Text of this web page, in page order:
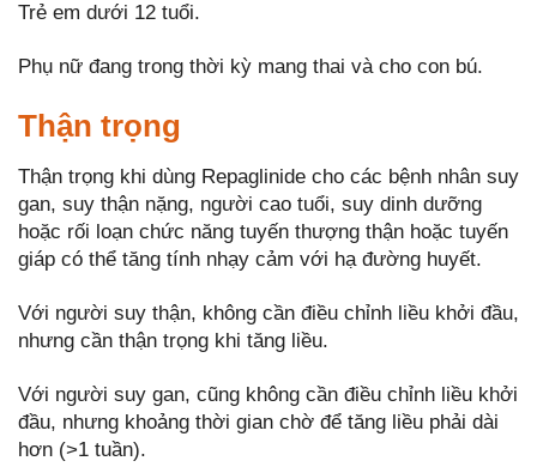
Trẻ em dưới 12 tuổi.
Phụ nữ đang trong thời kỳ mang thai và cho con bú.
Thận trọng
Thận trọng khi dùng Repaglinide cho các bệnh nhân suy
gan, suy thận nặng, người cao tuổi, suy dinh dưỡng
hoặc rối loạn chức năng tuyến thượng thận hoặc tuyến
giáp có thể tăng tính nhạy cảm với hạ đường huyết.
Với người suy thận, không cần điều chỉnh liều khởi đầu,
nhưng cần thận trọng khi tăng liều.
Với người suy gan, cũng không cần điều chỉnh liều khởi
đầu, nhưng khoảng thời gian chờ để tăng liều phải dài
hơn (>1 tuần).